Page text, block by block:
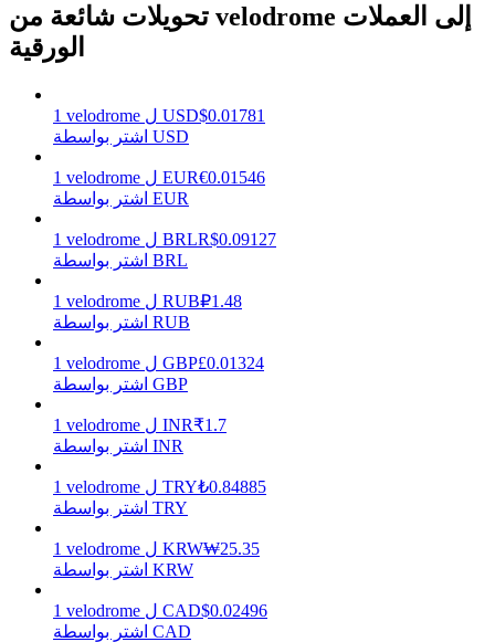
يكسب
خنزير الطاقة
احصل على مكافآت تنافسية يوميًا
عوائد عالية والوصول الفوري
تحويلات شائعة من velodrome إلى العملات
الورقية
1 velodrome ل USD$0.01781
اشتر بواسطة USD
1 velodrome ل EUR€0.01546
اشتر بواسطة EUR
1 velodrome ل BRLR$0.09127
اشتر بواسطة BRL
1 velodrome ل RUB₽1.48
اشتر بواسطة RUB
1 velodrome ل GBP£0.01324
اشتر بواسطة GBP
1 velodrome ل INR₹1.7
اشتر بواسطة INR
1 velodrome ل TRY₺0.84885
اشتر بواسطة TRY
1 velodrome ل KRW₩25.35
اشتر بواسطة KRW
1 velodrome ل CAD$0.02496
اشتر بواسطة CAD